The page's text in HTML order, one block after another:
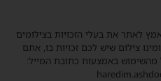
את בעלי הזכויות בצילומים
צילום שיש לכם זכויות בו, אתם
באמצעות כתובת המייל: